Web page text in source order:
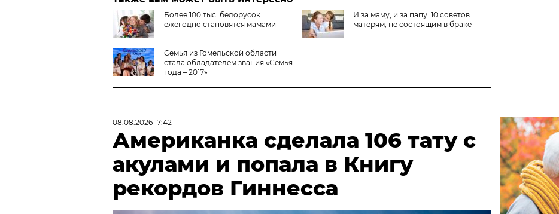
Более 100 тыс. белорусок
ежегодно становятся мамами
И за маму, и за папу. 10 советов
матерям, не состоящим в браке
Семья из Гомельской области
стала обладателем звания «Семья
года – 2017»
08.08.2026 17:42
Американка сделала 106 тату с
акулами и попала в Книгу
рекордов Гиннесса